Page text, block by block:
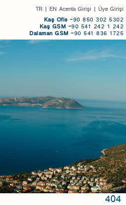
Acenta Girişi | Üye Girişi
TR | EN
Kaş Ofis +90 850 302 5302
Kaş GSM +90 541 242 1 242
Dalaman GSM +90 541 836 1725
404